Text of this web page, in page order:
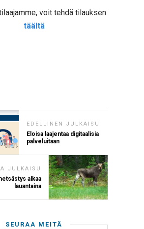
voit tehdä tilauksen
täältä
EDELLINEN JULKAISU
Eloisa laajentaa digitaalisia
palveluitaan
JULKAISU
alkaa
lauantaina
SEURAA MEITÄ